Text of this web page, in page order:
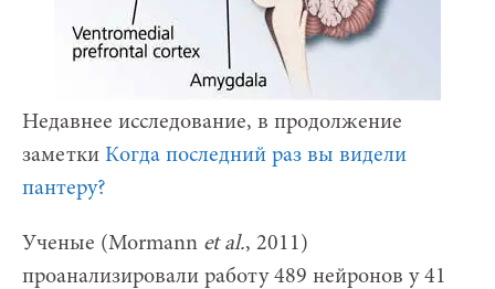
Недавнее исследование, в продолжение
заметки Когда последний раз вы видели
пантеру?
Ученые (Mormann et al., 2011)
проанализировали работу 489 нейронов у 41